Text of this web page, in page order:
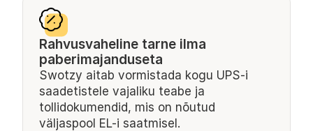
Rahvusvaheline tarne ilma
paberimajanduseta
Swotzy aitab vormistada kogu UPS-i
saadetistele vajaliku teabe ja
tollidokumendid, mis on nõutud
väljaspool EL-i saatmisel.